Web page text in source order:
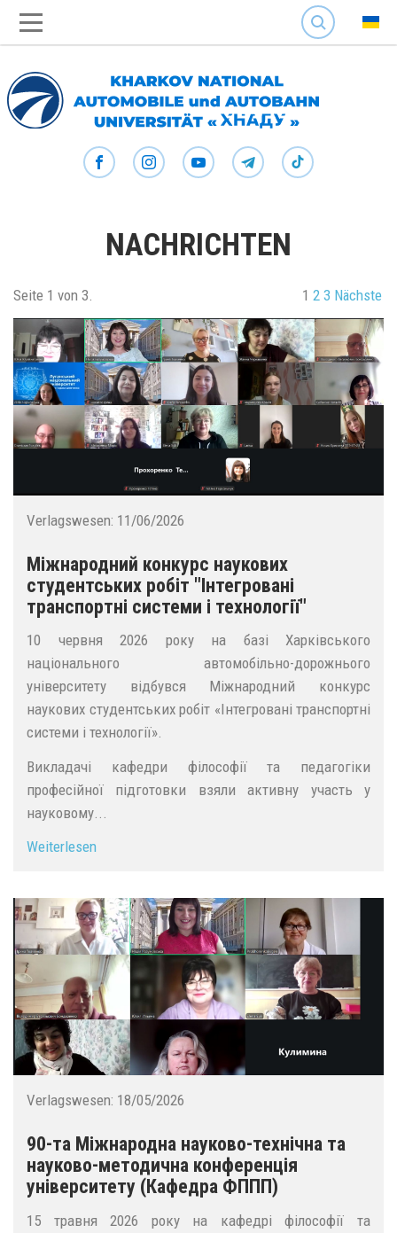
SEARCH
NACHRICHTEN
Seite 1 von 3. 1 2 3 Nächste
Verlagswesen: 11/06/2026
Міжнародний конкурс наукових
студентських робіт "Інтегровані
транспортні системи і технології"
10 червня 2026 року на базі Харківського
національного автомобільно-дорожнього
університету відбувся Міжнародний конкурс
наукових студентських робіт «Інтегровані транспортні
системи і технології».
Викладачі кафедри філософії та педагогіки
професійної підготовки взяли активну участь у
науковому...
Weiterlesen
Verlagswesen: 18/05/2026
90-та Міжнародна науково-технічна та
науково-методична конференція
університету (Кафедра ФППП)
15 травня 2026 року на кафедрі філософії та